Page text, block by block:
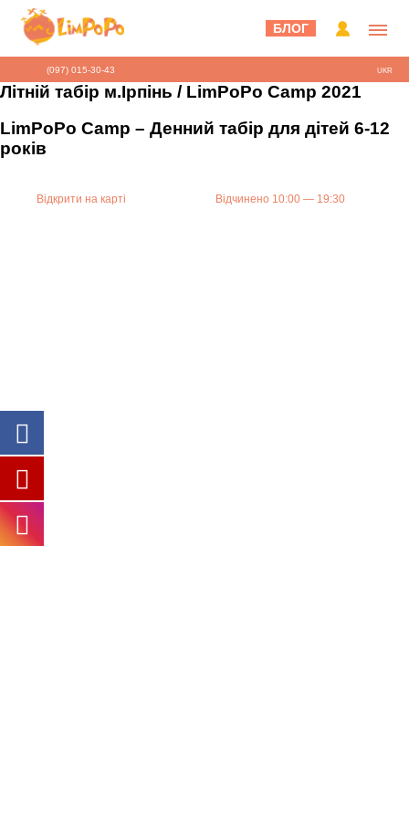
БЛОГ
(097) 015-30-43 UKR
Літній табір м.Ірпінь / LimPoPo Camp 2021
LimPoPo Camp – Денний табір для дітей 6-12
років
Відкрити на карті Відчинено 10:00 — 19:30